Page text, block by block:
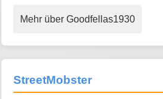
Mehr über Goodfellas1930
StreetMobster